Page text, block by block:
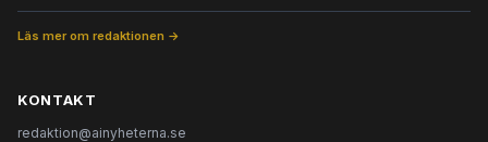
Läs mer om redaktionen →
KONTAKT
redaktion@ainyheterna.se